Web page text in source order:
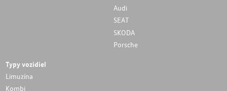
Audi
SEAT
SKODA
Porsche
Typy vozidiel
Limuzína
Kombi